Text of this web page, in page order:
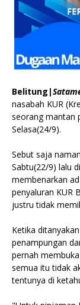
Belitung|
nasabah KUR
seorang mantan
Selasa(24/9).
Sebut saja
Sabtu(22/9) lalu
membenarkan
penyaluran KUR
justru tidak
Ketika
penampungan
pernah
semua itu tidak
tentunya di